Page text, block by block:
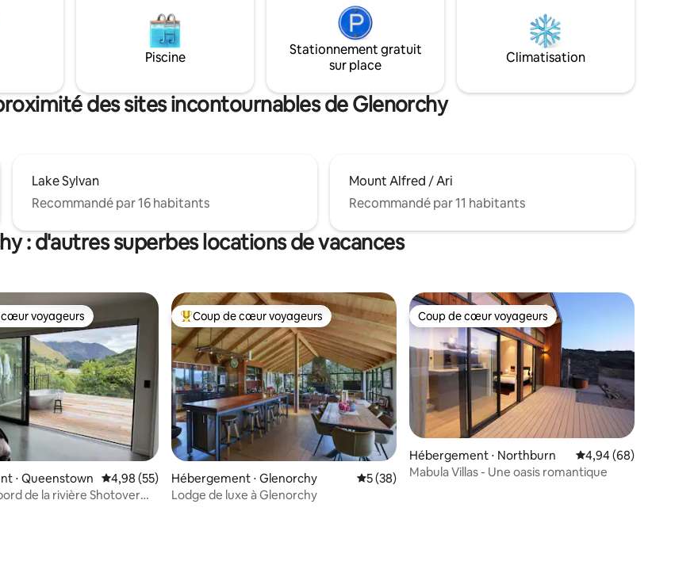
l'espace de vie principal à la pelouse et à
la cour arrière clôturée. Glenorchy est un
petit village et la porte d'entrée du parc
national du mont Aspiring. C'est un
endroit idéal pour se détendre pendant
Queenstown.
paysages les plus spectaculaires de
Nouvelle-Zélande et des soirées au coin
du feu sous un ciel étoilé. À quelques
minutes seulement du cœur de
complètement à l'écart du monde.
Piscine
Stationnement gratuit
sur place
Climatisation
des sites incontournables de Glenorchy
Lake Sylvan
Recommandé par 16 habitants
Mount Alfred / Ari
Recommandé par 11 habitants
: d'autres superbes locations de vacances
voyageurs les plus appréciés
voyageurs
⋅ Queenstown Évaluation moyenne sur la base de 55 commentaires : 4,98 sur 5
4,98 (55)
de la rivière Shotover
Coups de cœur voyageurs les plus appréciés
Coup de cœur voyageurs
Hébergement ⋅ Glenorchy Évaluation moyenne sur la base de 38 commentaires : 5 sur 5
5 (38)
Lodge de luxe à Glenorchy
Coup de cœur voyageurs
Coup de cœur voyageurs
Hébergement ⋅ Northburn Évaluation moyenne
4,94 (68)
Mabula Villas - Une oasis romantique